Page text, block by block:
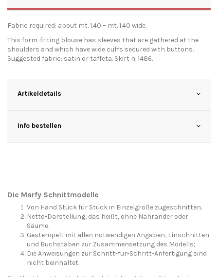
Fabric required: about mt. 1.40 – mt. 1.40 wide.
This form-fitting blouse has sleeves that are gathered at the
shoulders and which have wide cuffs secured with buttons.
Suggested fabric: satin or taffeta. Skirt n. 1486.
Artikeldetails
Info bestellen
Die Marfy Schnittmodelle
Von Hand Stück für Stück in Einzelgröße zugeschnitten.
Netto-Darstellung, das heißt, ohne Nähränder oder
Säume.
Gestempelt mit allen notwendigen Angaben, Einschnitten
und Buchstaben zur Zusammensetzung des Modells;
Die Anweisungen zur Schritt-für-Schritt-Anfertigung sind
nicht beinhaltet.